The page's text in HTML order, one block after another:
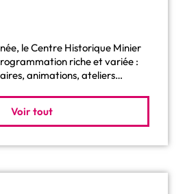
le Centre Historique Minier
riche et variée :
animations, ateliers…
Voir tout